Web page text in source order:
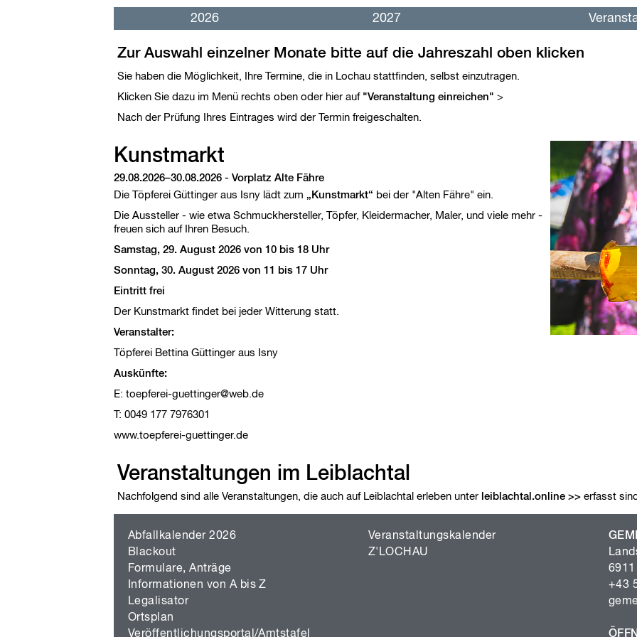
a
i
o
n
ü
r
p
r
n
g
e
n
2026 2027
Zur Auswahl einzelner Monate bitte auf die Jahreszahl oben klicken
Sie haben die Möglichkeit, Ihre Termine, die in Lochau stattfinden, selbst einzutragen.
Klicken Sie dazu im Menü rechts oben oder hier auf "Veranstaltung einreichen"
Nach der Prüfung Ihres Eintrages wird der Termin freigeschalten.
Kunstmarkt
29.08.2026–30.08.2026 - Vorplatz Alte Fähre
Die Töpferei Güttinger aus Isny lädt zum „Kunstmarkt“ bei der "Alten Fähre" ein.
Die Aussteller - wie etwa Schmuckhersteller, Töpfer, Kleidermacher, Maler, und viele mehr -
freuen sich auf Ihren Besuch.
Samstag, 29. August 2026 von 10 bis 18 Uhr
Sonntag, 30. August 2026 von 11 bis 17 Uhr
Eintritt frei
Der Kunstmarkt findet bei jeder Witterung statt.
Veranstalter:
Töpferei Bettina Güttinger aus Isny
Auskünfte:
E: toepferei-guettinger@web.de
T: 0049 177 7976301
www.toepferei-guettinger.de
Veranstaltungen im Leiblachtal
Nachfolgend sind alle Veranstaltungen, die auch auf Leiblachtal erleben unter leiblachtal.online erfasst
Abfallkalender 2026
Blackout
Formulare, Anträge
Informationen von A bis Z
Legalisator
Ortsplan
Veröffentlichungsportal/Amtstafel
Veranstaltungskalender
Z'LOCHAU
+43